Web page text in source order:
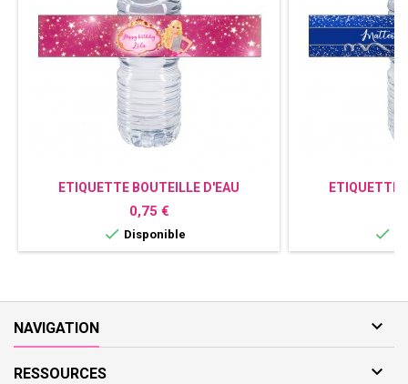
ETIQUETTE BOUTEILLE D'EAU
PERSONNALISÉE BARBIE
Prix
0,75 €
 Disponible
ETIQUETTE

NAVIGATION 
RESSOURCES 